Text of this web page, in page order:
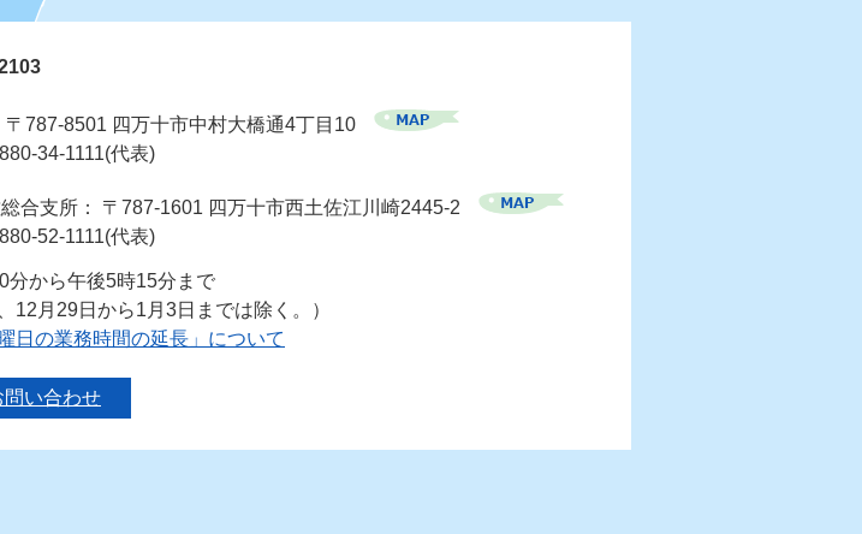
〒787-8501 四万十市中村大橋通4丁目10
34-1111(代表)
合支所： 〒787-1601 四万十市西土佐江川崎2445-2
52-1111(代表)
分から午後5時15分まで
12月29日から1月3日までは除く。）
日の業務時間の延長」について
問い合わせ